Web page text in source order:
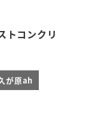
トコンクリ
が原ah